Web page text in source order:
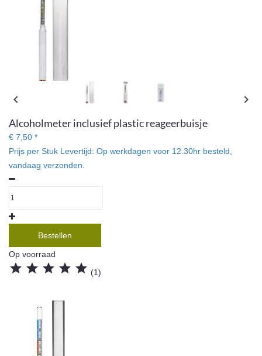
Een alcoholmeter waarmee u het
chevron_left chevron_right
Alcoholmeter inclusief plastic reageerbuisje
€ 7,50 *
Prijs per Stuk Levertijd: Op werkdagen voor 12.30hr besteld,
vandaag verzonden.
Bestellen
Op voorraad
     (1)